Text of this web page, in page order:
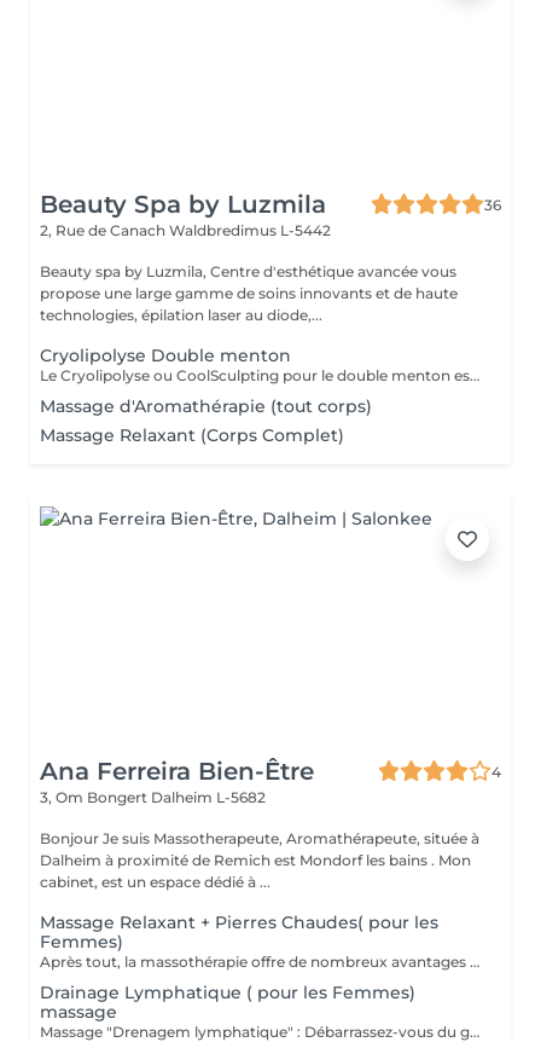
Beauty Spa by Luzmila
36
2, Rue de Canach Waldbredimus L-5442
Beauty spa by Luzmila, Centre d'esthétique avancée vous
propose une large gamme de soins innovants et de haute
technologies, épilation laser au diode,...
Cryolipolyse Double menton
Le Cryolipolyse ou CoolSculpting pour le double menton est un traitement esthétique efficace et non invasif permettant de réduire l'apparence du double menton. Cette méthode utilise des températures très basses pour détruire les cellules graisseuses situées sous la peau, qui sont ensuite éliminées naturellement par le corps sans endommager les tissus environnants. Le résultat est une réduction visible de la graisse sous-mentonnière, pour un visage plus affiné. Avantages : Réduction de l'apparence du double menton sans chirurgie ; Traitement Non invasif et sans douleur ; Résultats visibles après quelques séances. Réservez dès aujourd'hui votre séance de Cryolipolyse pour le double menton et découvrez les résultats incroyables de cette technologie innovante !
Massage d'Aromathérapie (tout corps)
Massage Relaxant (Corps Complet)
Ana Ferreira Bien-Être
4
3, Om Bongert Dalheim L-5682
Bonjour Je suis Massotherapeute, Aromathérapeute, située à
Dalheim à proximité de Remich est Mondorf les bains . Mon
cabinet, est un espace dédié à ...
Massage Relaxant + Pierres Chaudes( pour les
Femmes)
Après tout, la massothérapie offre de nombreux avantages en appuyant sur les tissus mous du corps. Il stimule la circulation sanguine, la mobilité et l'élasticité. -Soulagement des maux de tête. -Diminution de la fatigue. -Stimulation et équilibre du système intestinal. -Élimination des toxines et des déchets métaboliques. -Diminution de l'insomnie. -Contrôle du stress. -Diminution de l'anxiété. -Soulagement de la tension et des douleurs musculaires.
Drainage Lymphatique ( pour les Femmes)
massage
Massage "Drenagem lymphatique" : Débarrassez-vous du gonflement et de la rétention d'eau" Le massage de drainage lymphatique est une technique utilisée pour réduire le gonflement et la rétention d'eau. Ce sont les principales raisons pour lesquelles vous avez recours à ce type de massage, mais il y en a beaucoup plus. -D'améliorer la circulation sanguine et lymphatique -De détoxifier le corps -De réduire visiblement la cellulite et raffermir la peau -De lutter contre la rétention d'eau -De lutter contre le stress